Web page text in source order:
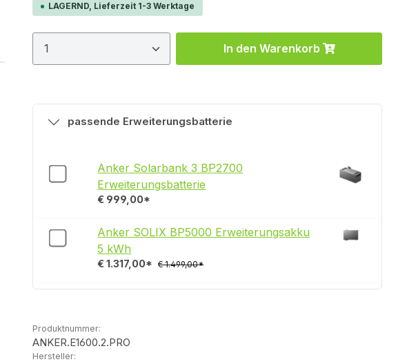
LAGERND, Lieferzeit 1-3 Werktage
Produkt Anzahl: Gib den gewünschten Wert
In den Warenkorb
passende Erweiterungsbatterie
Anker Solarbank 3 BP2700
Erweiterungsbatterie
€ 999,00*
Anker SOLIX BP5000 Erweiterungsakku
5 kWh
€ 1.317,00* € 1.499,00*
Produktnummer:
ANKER.E1600.2.PRO
Hersteller: